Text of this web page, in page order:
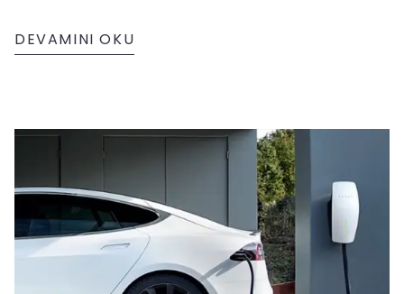
hatalardan nasıl kaçınılabileceğini ele alıyoruz.
Özellikle yeni EV kullanıcıları için bu rehber
DEVAMINI OKU